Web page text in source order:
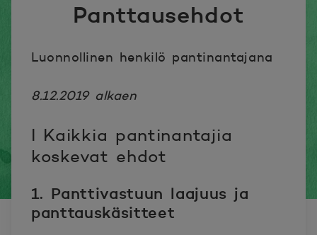
Panttausehdot
Luonnollinen henkilö pantinantajana
8.12.2019 alkaen
I Kaikkia pantinantajia
koskevat ehdot
1. Panttivastuun laajuus ja
panttauskäsitteet